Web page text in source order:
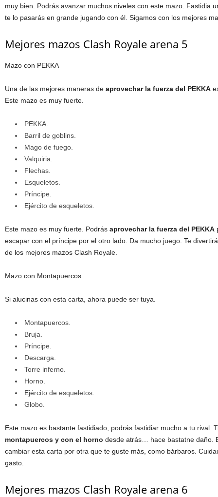
muy bien. Podrás avanzar muchos niveles con este mazo. Fastidia
te lo pasarás en grande jugando con él. Sigamos con los mejores
Mejores mazos Clash Royale arena 5
Mazo con PEKKA
Una de las mejores maneras de aprovechar la fuerza del PEKKA
Este mazo es muy fuerte.
PEKKA.
Barril de goblins.
Mago de fuego.
Valquiria.
Flechas.
Esqueletos.
Príncipe.
Ejército de esqueletos.
Este mazo es muy fuerte. Podrás aprovechar la fuerza del PEKKA
escapar con el príncipe por el otro lado. Da mucho juego. Te
de los mejores mazos Clash Royale.
Mazo con Montapuercos
Si alucinas con esta carta, ahora puede ser tuya.
Montapuercos.
Bruja.
Príncipe.
Descarga.
Torre inferno.
Horno.
Ejército de esqueletos.
Globo.
Este mazo es bastante fastidiado, podrás fastidiar mucho a tu rival.
montapuercos y con el horno desde atrás… hace bastatne daño.
cambiar esta carta por otra que te guste más, como bárbaros.
gasto.
Mejores mazos Clash Royale arena 6